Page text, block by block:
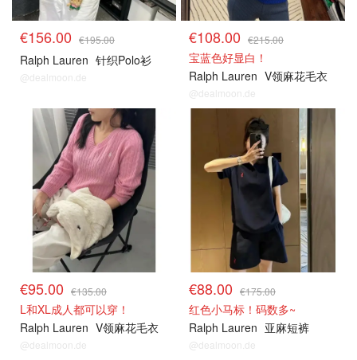
€156.00 €195.00
Ralph Lauren 针织Polo衫
@dealmoon.de
€108.00 €215.00
宝蓝色好显白！
Ralph Lauren V领麻花毛衣
@dealmoon.de
€95.00 €135.00
L和XL成人都可以穿！
Ralph Lauren V领麻花毛衣
@dealmoon.de
€88.00 €175.00
红色小马标！码数多~
Ralph Lauren 亚麻短裤
@dealmoon.de